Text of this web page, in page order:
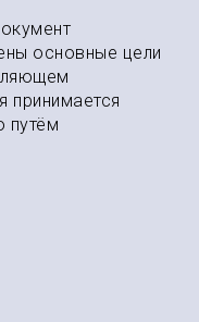
основные цели
принимается
путём